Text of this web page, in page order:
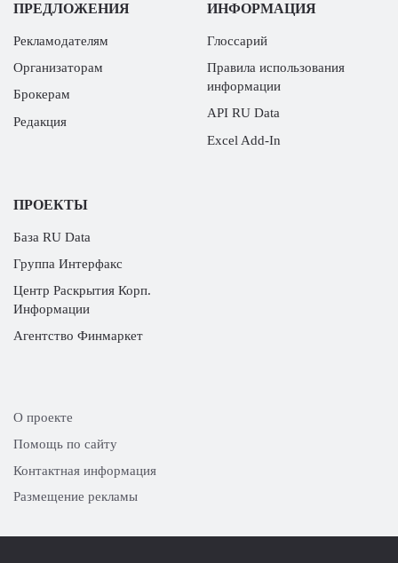
ПРЕДЛОЖЕНИЯ
Рекламодателям
Организаторам
Брокерам
Редакция
ИНФОРМАЦИЯ
Глоссарий
Правила использования
информации
API RU Data
Excel Add-In
ПРОЕКТЫ
База RU Data
Группа Интерфакс
Центр Раскрытия Корп.
Информации
Агентство Финмаркет
О проекте
Помощь по сайту
Контактная информация
Размещение рекламы